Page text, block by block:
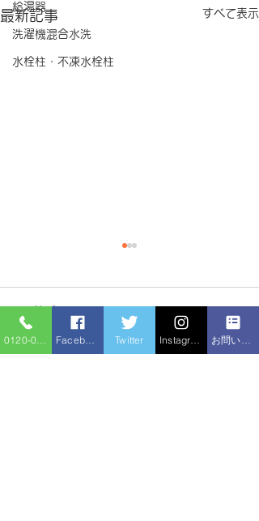
給湯器
洗濯機混合水洗
水栓柱・不凍水栓柱
最新記事 すべて表示
Twitter